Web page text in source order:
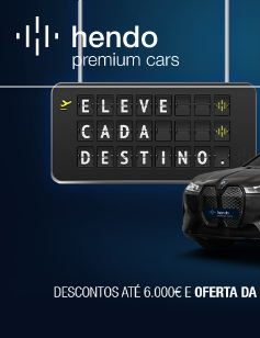
Veículos
BMW Service
Notícias